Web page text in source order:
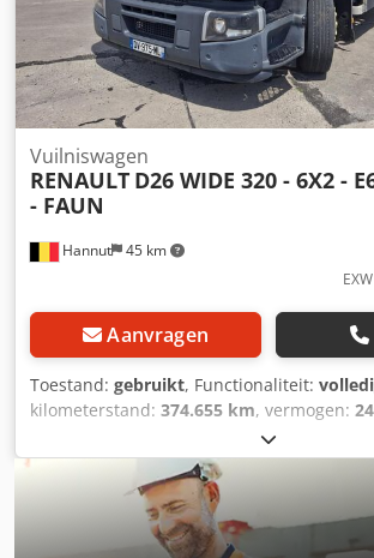
Upirepfx Akaoa
Hannut 45 km
Vuilniswagen
RENAULT D26 WIDE 320 - 6X2 -
- FAUN
Aanvragen
Toestand: gebruikt, Functionaliteit:
kilometerstand: 374.655 km, vermogen:
09/2015
leeggewicht:17.404 kg, totaalgewicht:
bandenmaten:315/80 R 22.5
3.700 mm , brandstof: diesel ,
, kleur:wit, bestuurderscabine: